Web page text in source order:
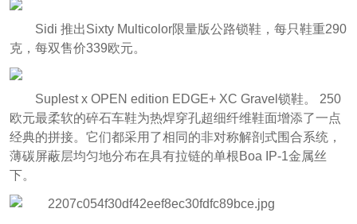
Sidi 推出Sixty Multicolor限量版公路锁鞋，每只鞋重290
克，每双售价339欧元。
Suplest x OPEN edition EDGE+ XC Gravel锁鞋。 250
欧元最柔软的碎石车鞋为热焊穿孔超细纤维鞋面增添了一点
经典的拼接。它们都采用了相同的非对称解剖式围合系统，
薄碳屏蔽层均匀地分布在具有拉链的单根Boa IP-1金属丝
下。